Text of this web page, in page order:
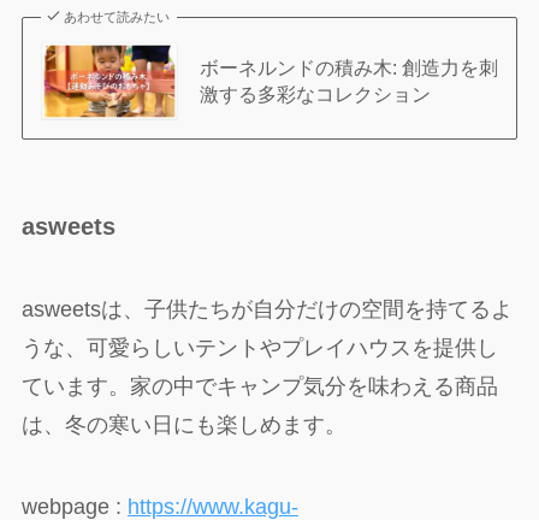
あわせて読みたい
ボーネルンドの積み木: 創造力を刺
激する多彩なコレクション
asweets
asweetsは、子供たちが自分だけの空間を持てるよ
うな、可愛らしいテントやプレイハウスを提供し
ています。家の中でキャンプ気分を味わえる商品
は、冬の寒い日にも楽しめます。
webpage : https://www.kagu-